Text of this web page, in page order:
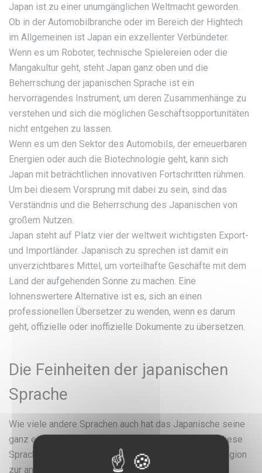
Japan ist zu einer unumgänglichen Weltmacht geworden.
Ob in der Automobilbranche oder im Bereich der Hightech
im Allgemeinen ist Japan ein exzellenter Verbündeter.
Wenn es um Roboter, technische Spielereien oder die
Mangakultur geht, steht Japan ganz oben und die
Beherrschung der japanischen Sprache ist ein
hervorragendes Instrument, um deren Zusammenhänge zu
verstehen und sich die möglichen Geschäftsopportunitäten
nicht entgehen zu lassen.
Wenn es um den Sektor des Automobils, der erneuerbaren
Energien oder auch die Biotechnologie geht, kann sich
Japan mit beträchtlichen innovativen Fortschritten rühmen.
Um bei diesem Vorsprung mit dabei zu sein, sind das
Verständnis und die Beherrschung des Japanischen von
großem Nutzen.
Japan steht auf Platz vier der weltweit wichtigsten Export-
und Importländer. Japanisch zu sprechen ist damit ein
unverzichtbares Mittel, um vorteilhafte Geschäfte mit dem
Land der aufgehenden Sonne zu machen. Eine
lohnenswertere Alternative ist es, sich an einen
professionellen Übersetzer zu wenden, wenn es darum
geht, offizielle oder inoffizielle Dokumente zu übersetzen.
Die Feinheiten der japanischen
Sprache
Wie viele andere Sprachen auch hat das Japanische seine
ganz eigenen Feinheiten. Neben dem Yamato kennt diese
Sprache auch viele Dialekte, deren Worte von einer Region
zur anderen komplett unterschiedlich sein können. Im